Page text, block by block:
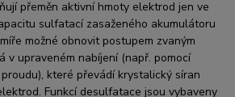
přeměn aktivní hmoty elektrod jen ve
sulfatací zasaženého akumulátoru
možné obnovit postupem zvaným
v upraveném nabíjení (např. pomocí
které převádí krystalický síran
Funkcí desulfatace jsou vybaveny